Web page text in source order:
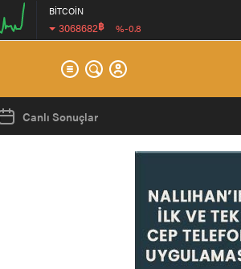
BİTCOİN
3068682฿ %-0.8
Canlı Sonuçlar